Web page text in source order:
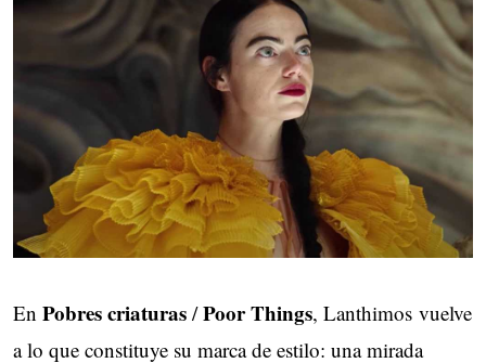
En Pobres criaturas /Poor Things, Lanthimos vuelve
a lo que constituye su marca de estilo: una mirada